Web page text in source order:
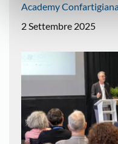
Academy
2 Settembre 2025